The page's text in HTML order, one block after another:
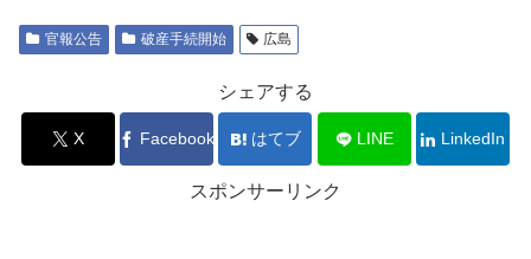
官報公告 破産手続開始 広島
シェアする
X Facebook はてブ LINE LinkedIn
スポンサーリンク